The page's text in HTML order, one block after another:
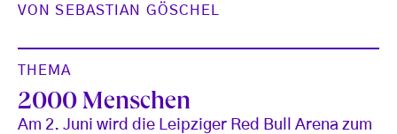
VONSEBASTIAN GÖSCHEL
THEMA
2000 Menschen
Am 2. Juni wird die Leipziger Red Bull Arena zum